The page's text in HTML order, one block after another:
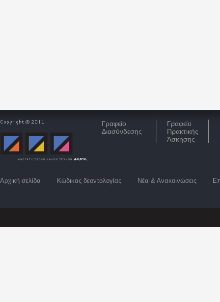
Γραφείο
Διασύνδεσης
Γραφείο
Πρακτικής
Άσκησης
Αρχική σελίδα Κώδικας δεοντολογίας Νέα & Ανακοινώσεις